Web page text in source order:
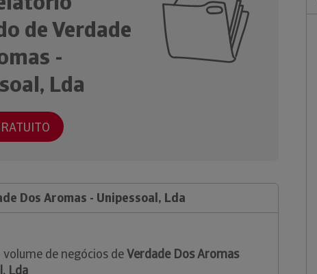
de Verdade
-
Lda
Dos Aromas - Unipessoal, Lda
volume de negócios deVerdade Dos Aromas
Lda